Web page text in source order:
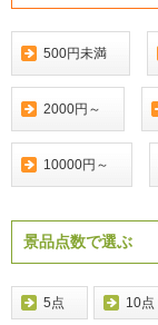
500円未満
2000円～
10000円～
景品点数で選ぶ
5点 10点